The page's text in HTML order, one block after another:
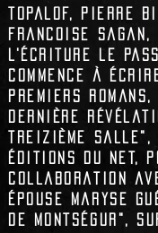
Topalof
Pierre
Francoise Sagan
L'écriture le
commence à
premiers romans,
Dernière
treizième salle ",
éditions du net,
collaboration
épouse Maryse
de Montségur"
,